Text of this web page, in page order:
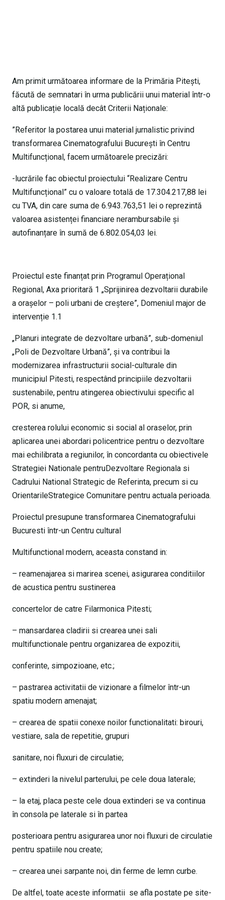
Am primit următoarea informare de la Primăria Pitești,
făcută de semnatari în urma publicării unui material într-o
altă publicație locală decât Criterii Naționale:
”Referitor la postarea unui material jurnalistic privind
transformarea Cinematografului București în Centru
Multifuncțional, facem următoarele precizări:
-lucrările fac obiectul proiectului “Realizare Centru
Multifuncțional” cu o valoare totală de 17.304.217,88 lei
cu TVA, din care suma de 6.943.763,51 lei o reprezintă
valoarea asistenței financiare nerambursabile și
autofinanțare în sumă de 6.802.054,03 lei.
Proiectul este finanțat prin Programul Operațional
Regional, Axa prioritară 1 „Sprijinirea dezvoltarii durabile
a orașelor – poli urbani de creștere”, Domeniul major de
intervenție 1.1
„Planuri integrate de dezvoltare urbană”, sub-domeniul
„Poli de Dezvoltare Urbană”, și va contribui la
modernizarea infrastructurii social-culturale din
municipiul Pitesti, respectând principiile dezvoltarii
sustenabile, pentru atingerea obiectivului specific al
POR, si anume,
cresterea rolului economic si social al oraselor, prin
aplicarea unei abordari policentrice pentru o dezvoltare
mai echilibrata a regiunilor, în concordanta cu obiectivele
Strategiei Nationale pentruDezvoltare Regionala si
Cadrului National Strategic de Referinta, precum si cu
OrientarileStrategice Comunitare pentru actuala perioada.
Proiectul presupune transformarea Cinematografului
Bucuresti într-un Centru cultural
Multifunctional modern, aceasta constand in:
– reamenajarea si marirea scenei, asigurarea conditiilor
de acustica pentru sustinerea
concertelor de catre Filarmonica Pitesti;
– mansardarea cladirii si crearea unei sali
multifunctionale pentru organizarea de expozitii,
conferinte, simpozioane, etc.;
– pastrarea activitatii de vizionare a filmelor într-un
spatiu modern amenajat;
– crearea de spatii conexe noilor functionalitati: birouri,
vestiare, sala de repetitie, grupuri
sanitare, noi fluxuri de circulatie;
– extinderi la nivelul parterului, pe cele doua laterale;
– la etaj, placa peste cele doua extinderi se va continua
în consola pe laterale si în partea
posterioara pentru asigurarea unor noi fluxuri de circulatie
pentru spatiile nou create;
– crearea unei sarpante noi, din ferme de lemn curbe.
De altfel, toate aceste informatii se afla postate pe site-